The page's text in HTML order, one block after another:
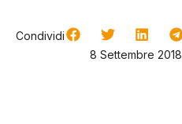
Condividi
8 Settembre 2018